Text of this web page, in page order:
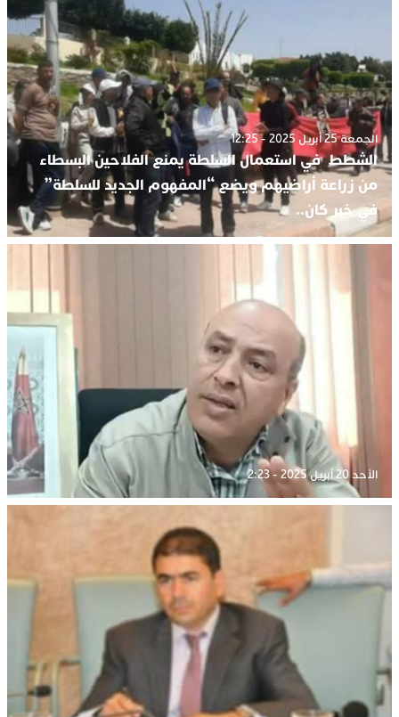
الجمعة 25 أبريل 2025 - 12:25
الشطط في استعمال السلطة يمنع الفلاحين البسطاء
من زراعة أراضيهم ويضع “المفهوم الجديد للسلطة”
في خبر كان..
الأحد 20 أبريل 2025 - 2:23